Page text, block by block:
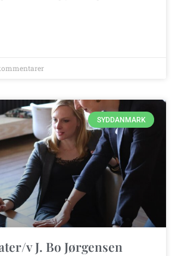
SYDDANMARK
v J. Bo Jørgensen